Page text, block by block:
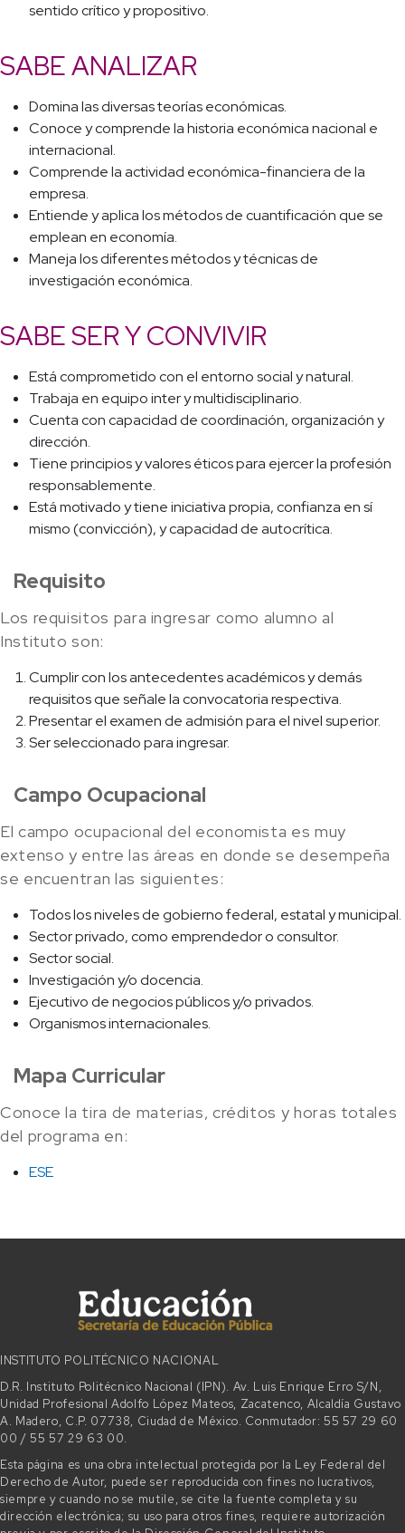
sentido crítico y propositivo.
SABE ANALIZAR
Domina las diversas teorías económicas.
Conoce y comprende la historia económica nacional e
internacional.
Comprende la actividad económica-financiera de la
empresa.
Entiende y aplica los métodos de cuantificación que se
emplean en economía.
Maneja los diferentes métodos y técnicas de
investigación económica.
SABE SER Y CONVIVIR
Está comprometido con el entorno social y natural.
Trabaja en equipo inter y multidisciplinario.
Cuenta con capacidad de coordinación, organización y
dirección.
Tiene principios y valores éticos para ejercer la profesión
responsablemente.
Está motivado y tiene iniciativa propia, confianza en sí
mismo (convicción), y capacidad de autocrítica.
Requisito
Los requisitos para ingresar como alumno al
Instituto son:
Cumplir con los antecedentes académicos y demás
requisitos que señale la convocatoria respectiva.
Presentar el examen de admisión para el nivel superior.
Ser seleccionado para ingresar.
Campo Ocupacional
El campo ocupacional del economista es muy
extenso y entre las áreas en donde se desempeña
se encuentran las siguientes:
Todos los niveles de gobierno federal, estatal y municipal.
Sector privado, como emprendedor o consultor.
Sector social.
Investigación y/o docencia.
Ejecutivo de negocios públicos y/o privados.
Organismos internacionales.
Mapa Curricular
Conoce la tira de materias, créditos y horas totales
del programa en:
ESE
INSTITUTO POLITÉCNICO NACIONAL
D.R. Instituto Politécnico Nacional (IPN). Av. Luis Enrique Erro S/N,
Unidad Profesional Adolfo López Mateos, Zacatenco, Alcaldía Gustavo
A. Madero, C.P. 07738, Ciudad de México. Conmutador: 55 57 29 60
00 / 55 57 29 63 00.
Esta página es una obra intelectual protegida por la Ley Federal del
Derecho de Autor, puede ser reproducida con fines no lucrativos,
siempre y cuando no se mutile, se cite la fuente completa y su
dirección electrónica; su uso para otros fines, requiere autorización